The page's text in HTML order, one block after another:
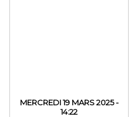
MERCREDI 19 MARS 2025 -
14:22